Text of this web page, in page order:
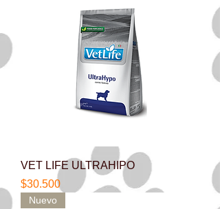
VET LIFE ULTRAHIPO
Precio
$30.500
Nuevo